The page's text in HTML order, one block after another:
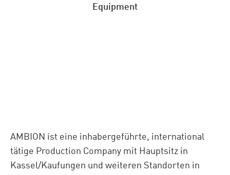
Equipment
AMBION ist eine inhabergeführte, international
tätige Production Company mit Hauptsitz in
Kassel/Kaufungen und weiteren Standorten in